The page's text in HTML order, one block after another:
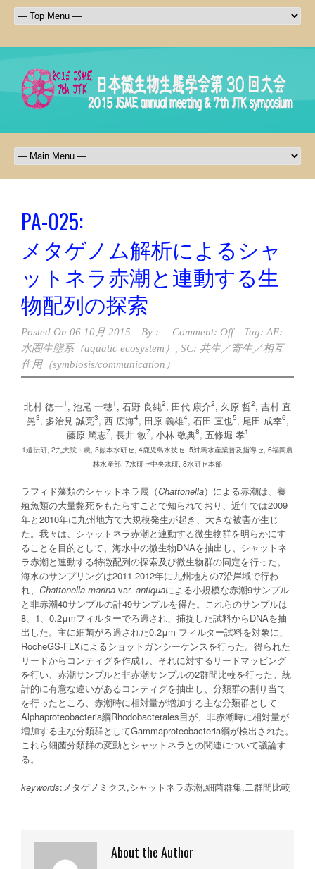
PA-025:
メタゲノム解析によるシャ
ットネラ赤潮と連動する生
物配列の探索
Posted On 06 10月 2015 By : Comment: Off Tag: AE:
水圏生態系（aquatic ecosystem）
SC: 共生／寄生／相互
作用（symbiosis/communication）
北村 徳一1 , 池尾 一穂1 , 石野 良純2, 田代 康介2, 久原 哲2, 吉村 直
晃3, 多治見 誠亮3, 西 広海4, 田原 義雄4, 石田 直也5, 尾田 成幸6,
藤原 篤志7, 長井 敏7, 小林 敬典8, 五條堀 孝1
1遺伝研, 2九大院・農, 3熊本水研セ, 4鹿児島水技セ, 5対馬水産業普及指導セ, 6福岡農
林水産部, 7水研セ中央水研, 8水研セ本部
ラフィド藻類のシャットネラ属（Chattonella）による赤潮は、養
殖魚類の大量斃死をもたらすことで知られており、近年では2009
年と2010年に九州地方で大規模発生が起き、大きな被害が生じ
た。我々は、シャットネラ赤潮と連動する微生物群を明らかにす
ることを目的として、海水中の微生物DNAを抽出し、シャットネ
ラ赤潮と連動する特徴配列の探索及び微生物群の同定を行った。
海水のサンプリングは2011-2012年に九州地方の7沿岸域で行わ
れ、 Chattonella marina var. antiquaによる小規模な赤潮9サンプル
と非赤潮40サンプルの計49サンプルを得た。これらのサンプルは
8、1、0.2μmフィルターでろ過され、捕捉した試料からDNAを抽
出した。主に細菌がろ過された0.2μm フィルター試料を対象に、
RocheGS-FLXによるショットガンシーケンスを行った。得られた
リードからコンティグを作成し、それに対するリードマッピング
を行い、赤潮サンプルと非赤潮サンプルの2群間比較を行った。統
計的に有意な違いがあるコンティグを抽出し、分類群の割り当て
を行ったところ、赤潮時に相対量が増加する主な分類群として
Alphaproteobacteria綱Rhodobacterales目が、非赤潮時に相対量が
増加する主な分類群としてGammaproteobacteria綱が検出された。
これら細菌分類群の変動とシャットネラとの関連について議論す
る。
keywords:メタゲノミクス,シャットネラ赤潮,細菌群集,二群間比較
About the Author